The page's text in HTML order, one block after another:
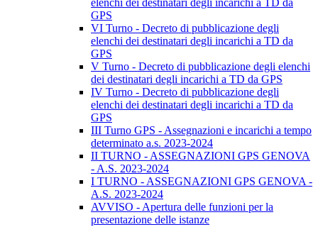
elenchi dei destinatari degli incarichi a TD da
GPS
VI Turno - Decreto di pubblicazione degli
elenchi dei destinatari degli incarichi a TD da
GPS
V Turno - Decreto di pubblicazione degli elenchi
dei destinatari degli incarichi a TD da GPS
IV Turno - Decreto di pubblicazione degli
elenchi dei destinatari degli incarichi a TD da
GPS
III Turno GPS - Assegnazioni e incarichi a tempo
determinato a.s. 2023-2024
II TURNO - ASSEGNAZIONI GPS GENOVA
- A.S. 2023-2024
I TURNO - ASSEGNAZIONI GPS GENOVA -
A.S. 2023-2024
AVVISO - Apertura delle funzioni per la
presentazione delle istanze